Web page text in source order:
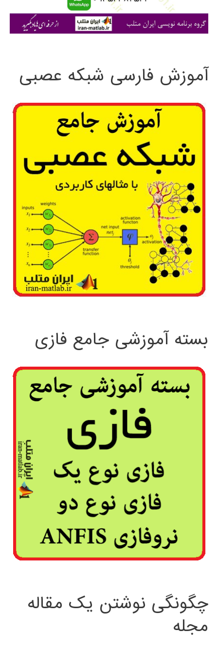
ی
آموزش فارسی شبکه عصبی
بسته آموزشی جامع فازی
چگونگی نوشتن یک مقاله
مجله